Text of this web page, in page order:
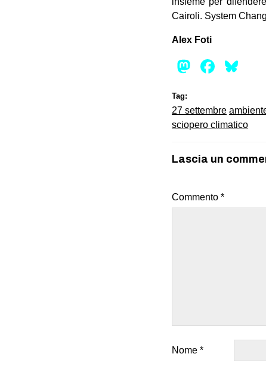
Cairoli. System
Alex Foti
Tag:
27 settembre
sciopero climatico
Lascia un
Commento *
Nome *